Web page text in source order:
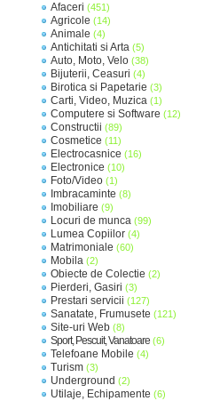
Afaceri (451)
Agricole (14)
Animale (4)
Antichitati si Arta (5)
Auto, Moto, Velo (38)
Bijuterii, Ceasuri (4)
Birotica si Papetarie (3)
Carti, Video, Muzica (1)
Computere si Software (12)
Constructii (89)
Cosmetice (11)
Electrocasnice (16)
Electronice (10)
Foto/Video (1)
Imbracaminte (8)
Imobiliare (9)
Locuri de munca (99)
Lumea Copiilor (4)
Matrimoniale (60)
Mobila (2)
Obiecte de Colectie (2)
Pierderi, Gasiri (3)
Prestari servicii (127)
Sanatate, Frumusete (121)
Site-uri Web (8)
Sport, Pescuit, Vanatoare (6)
Telefoane Mobile (4)
Turism (3)
Underground (2)
Utilaje, Echipamente (6)